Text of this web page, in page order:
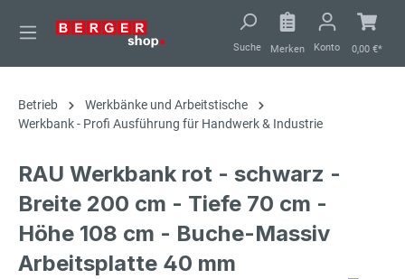
springen
Suche Merken Konto 0,00 €*
Betrieb
Werkbänke und Arbeitstische
Werkbank - Profi Ausführung für Handwerk & Industrie
RAU Werkbank rot - schwarz -
Breite 200 cm - Tiefe 70 cm -
Höhe 108 cm - Buche-Massiv
Arbeitsplatte 40 mm